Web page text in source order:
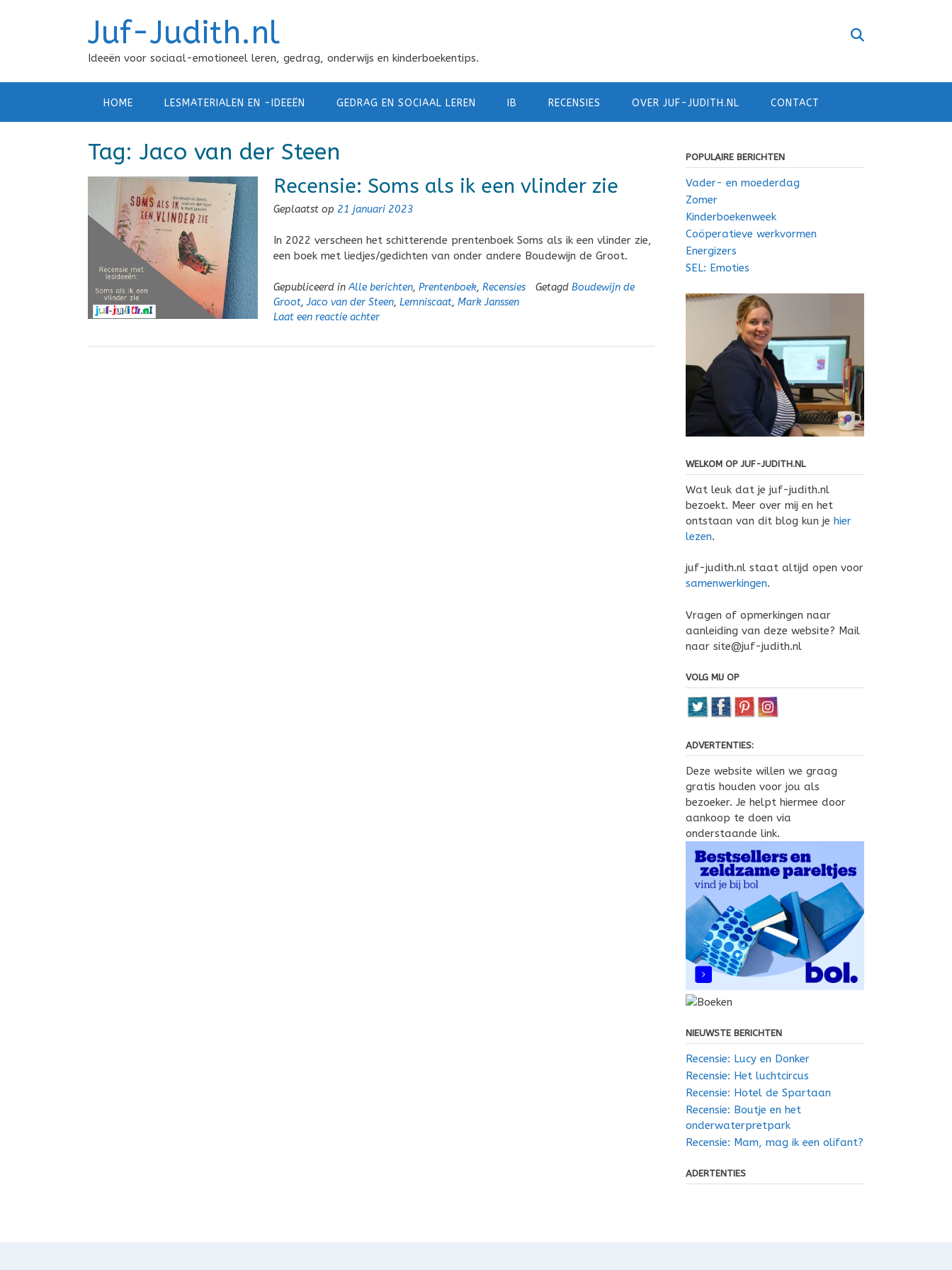
Juf-Judith.nl
Ideeën voor sociaal-emotioneel leren, gedrag, onderwijs en kinderboekentips.
HOME LESMATERIALEN EN -IDEEËN GEDRAG EN SOCIAAL LEREN IB RECENSIES OVER JUF-JUDITH.NL CONTACT
Tag: Jaco van der Steen
Recensie: Soms als ik een vlinder zie
Geplaatst op 21 januari 2023
In 2022 verscheen het schitterende prentenboek Soms als ik een vlinder zie,
een boek met liedjes/gedichten van onder andere Boudewijn de Groot.
Gepubliceerd inAlle berichten, Prentenboek, Recensies Getagd Boudewijn de
Groot,Jaco van der Steen, Lemniscaat, Mark Janssen
Laat een reactie achter
POPULAIRE BERICHTEN
Vader- en moederdag
Zomer
Kinderboekenweek
Coöperatieve werkvormen
Energizers
SEL: Emoties
WELKOM OP JUF-JUDITH.NL
Wat leuk dat je juf-judith.nl
bezoekt. Meer over mij en het
ontstaan van dit blog kun je hier
lezen.
juf-judith.nl staat altijd open voor
samenwerkingen.
Vragen of opmerkingen naar
aanleiding van deze website? Mail
naar site@juf-judith.nl
VOLG MIJ OP
ADVERTENTIES:
Deze website willen we graag
gratis houden voor jou als
bezoeker. Je helpt hiermee door
aankoop te doen via
onderstaande link.
NIEUWSTE BERICHTEN
Recensie: Lucy en Donker
Recensie: Het luchtcircus
Recensie: Hotel de Spartaan
Recensie: Boutje en het
onderwaterpretpark
Recensie: Mam, mag ik een olifant?
ADERTENTIES